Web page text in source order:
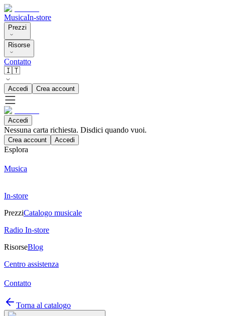
MusicaIn-store
Prezzi
Risorse
Contatto
🇮🇹
Accedi Crea account
Accedi
Nessuna carta richiesta. Disdici quando vuoi.
Crea account Accedi
Esplora
Musica
In-store
PrezziCatalogo musicale
Radio In-store
RisorseBlog
Centro assistenza
Contatto
Torna al catalogo